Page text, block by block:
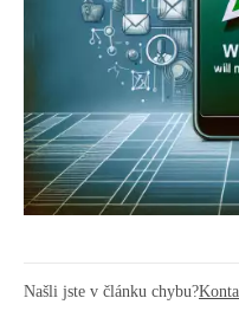
Našli jste v článku chybu?